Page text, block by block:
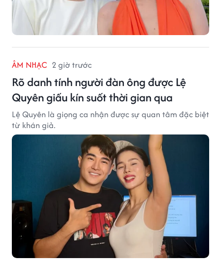
ÂM NHẠC 2 giờ trước
Rõ danh tính người đàn ông được Lệ
Quyên giấu kín suốt thời gian qua
Lệ Quyên là giọng ca nhận được sự quan tâm đặc biệt
từ khán giả.